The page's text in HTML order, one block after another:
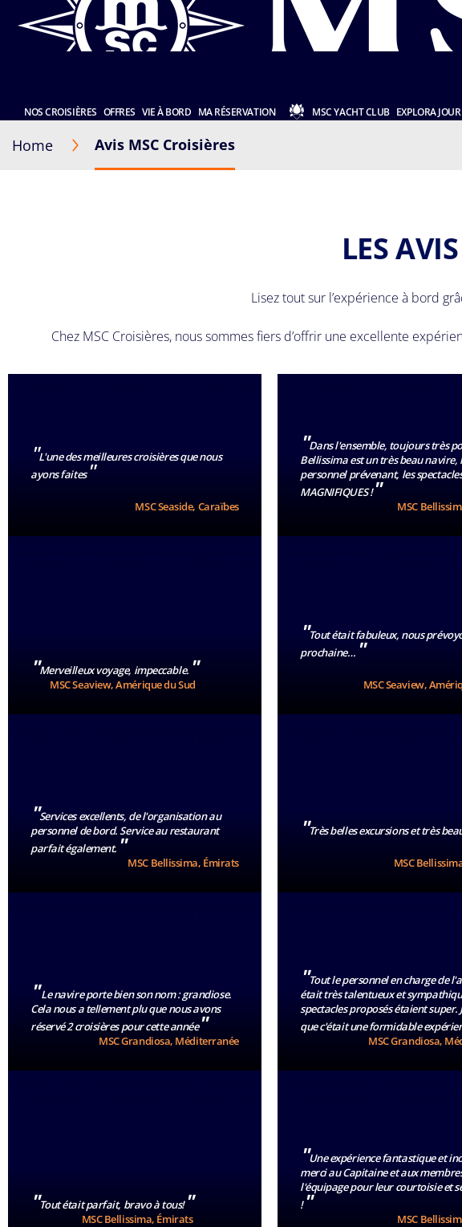
NOS CROISIÈRES OFFRES VIE À BORD MA RÉSERVATION MSC YACHT CLUB EXPLORA
Home Avis MSC Croisières
LES
Lisez tout sur l’expérience à bord
Chez MSC Croisières, nous sommes fiers d’offrir une excellente
"L'une des meilleures croisières que nous
ayons faites"
MSC Seaside, Caraïbes
"Dans l'ensemble, toujours très
Bellissima est un très beau navire,
personnel prévenant, les
MAGNIFIQUES !"
MSC
"Merveilleux voyage, impeccable. "
MSC Seaview, Amérique du Sud
"Tout était fabuleux, nous
prochaine… "
MSC Seaview,
"Services excellents, de l'organisation au
personnel de bord. Service au restaurant
parfait également. "
MSC Bellissima, Émirats
"Très belles excursions et très
MSC
"Le navire porte bien son nom : grandiose.
Cela nous a tellement plu que nous avons
réservé 2 croisières pour cette année"
MSC Grandiosa, Méditerranée
"Tout le personnel en charge de
était très talentueux et
spectacles proposés étaient super.
que c'était une formidable
MSC Grandiosa,
"Tout était parfait, bravo à tous!"
MSC Bellissima, Émirats
"Une expérience fantastique et
merci au Capitaine et aux
l'équipage pour leur courtoisie et
!"
MSC